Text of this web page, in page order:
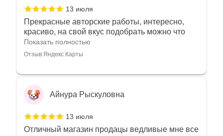
13 июля
Прекрасные авторские работы, интересно,
красиво, на свой вкус подобрать можно что
угодно
Показать полностью
Отзыв Яндекс.Карты
Айнура Рыскуловна
13 июля
Отличный магазин продацы ведливые мне все